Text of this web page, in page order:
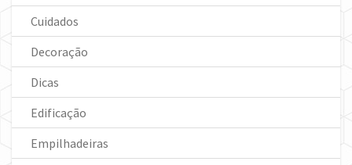
Cuidados
Decoração
Dicas
Edificação
Empilhadeiras